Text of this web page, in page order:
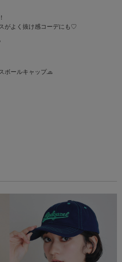
がよく抜け感コーデにも♡
ボールキャップ🧢